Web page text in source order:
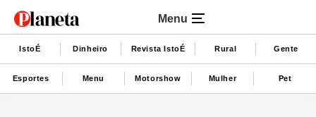
Menu
IstoÉ Dinheiro Revista IstoÉ Rural Gente
Esportes Menu Motorshow Mulher Pet